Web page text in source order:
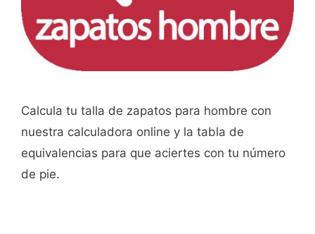
Calcula tu talla de zapatos para hombre con
nuestra calculadora online y la tabla de
equivalencias para que aciertes con tu número
de pie.